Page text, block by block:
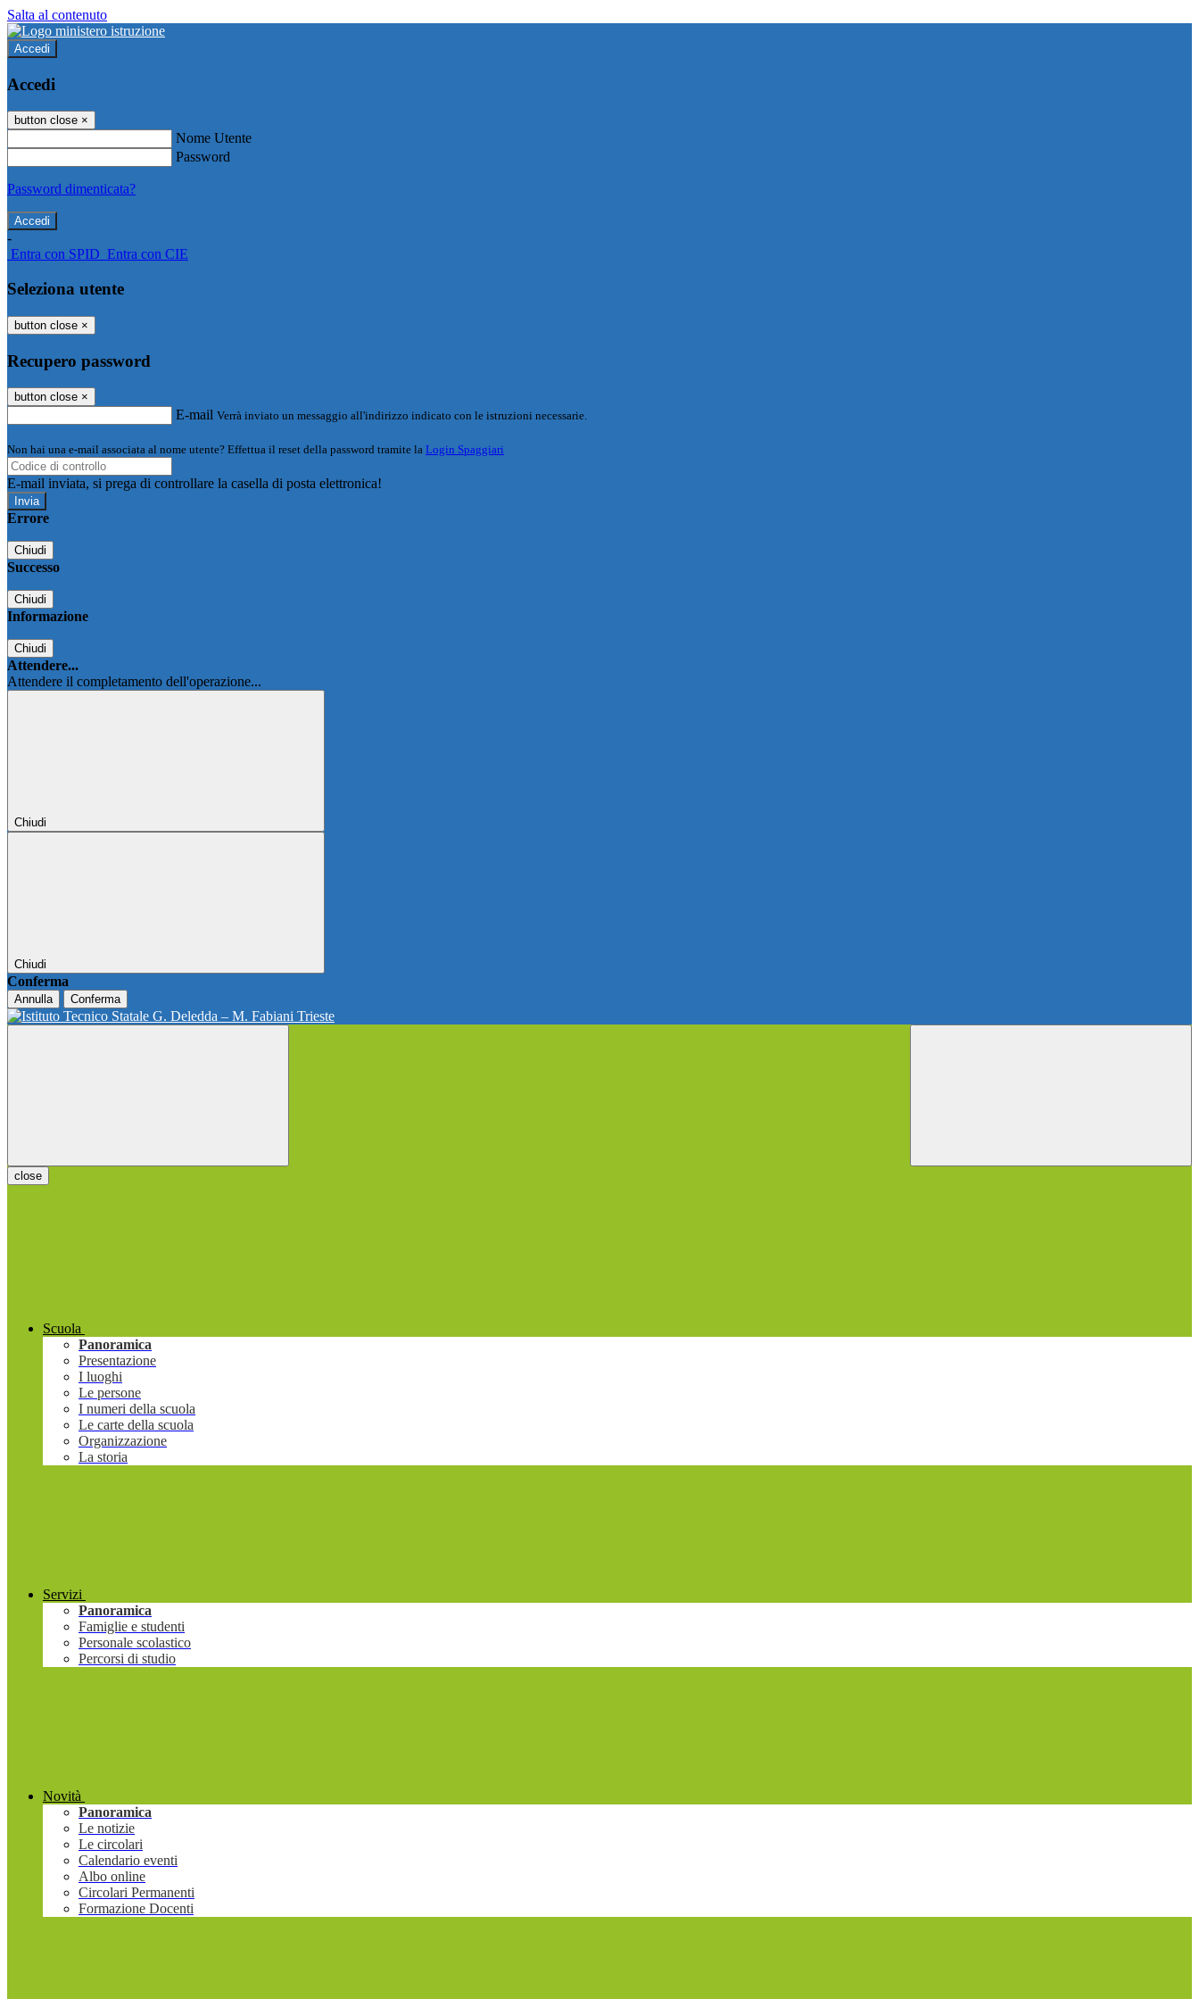
Salta al contenuto
Accedi
Accedi
button close ×
Nome Utente
Password
Password dimenticata?
-
Entra con SPID Entra con CIE
Seleziona utente
button close ×
Recupero password
button close ×
E-mail Verrà inviato un messaggio all'indirizzo indicato con le istruzioni necessarie.
Non hai una e-mail associata al nome utente? Effettua il reset della password tramite la Login Spaggiari
E-mail inviata, si prega di controllare la casella di posta elettronica!
Errore
Chiudi
Successo
Chiudi
Informazione
Chiudi
Attendere...
Attendere il completamento dell'operazione...
Chiudi
Chiudi
Conferma
Annulla Conferma
close
Scuola
Panoramica
Presentazione
I luoghi
Le persone
I numeri della scuola
Le carte della scuola
Organizzazione
La storia
Servizi
Panoramica
Famiglie e studenti
Personale scolastico
Percorsi di studio
Novità
Panoramica
Le notizie
Le circolari
Calendario eventi
Albo online
Circolari Permanenti
Formazione Docenti